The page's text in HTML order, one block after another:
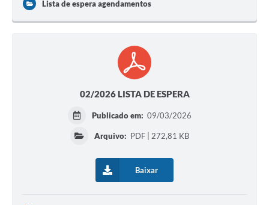
Lista de espera agendamentos
02/2026 LISTA DE ESPERA
Publicado em: 09/03/2026
Arquivo: PDF | 272,81 KB
Baixar